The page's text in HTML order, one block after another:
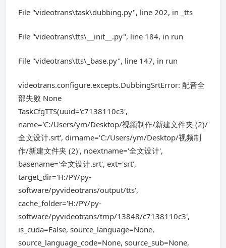
File "videotrans\task\dubbing.py", line 202, in _tts
File "videotrans\tts\__init__.py", line 184, in run
File "videotrans\tts\_base.py", line 147, in run
videotrans.configure.excepts.DubbingSrtError: 配音全
部失败 None
TaskCfgTTS(uuid='c7138110c3',
name='C:/Users/ym/Desktop/视频制作/新建文件夹 (2)/
全文设计.srt', dirname='C:/Users/ym/Desktop/视频制
作/新建文件夹 (2)', noextname='全文设计',
basename='全文设计.srt', ext='srt',
target_dir='H:/PY/py-
software/pyvideotrans/output/tts',
cache_folder='H:/PY/py-
software/pyvideotrans/tmp/13848/c7138110c3',
is_cuda=False, source_language=None,
source_language_code=None, source_sub=None,